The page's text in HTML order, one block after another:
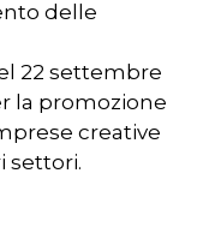
delle
22 settembre
la promozione
creative
settori.